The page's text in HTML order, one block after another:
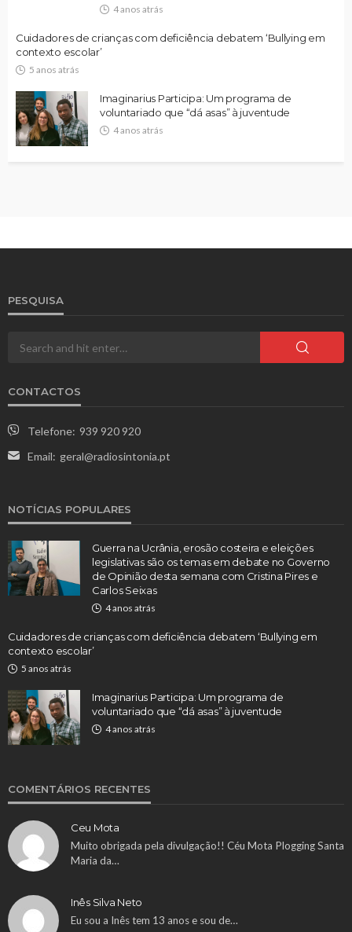
4 anos atrás
Cuidadores de crianças com deficiência debatem ‘Bullying em
contexto escolar’
5 anos atrás
Imaginarius Participa: Um programa de
voluntariado que “dá asas” à juventude
4 anos atrás
PESQUISA
CONTACTOS
Telefone: 939 920 920
Email: geral@radiosintonia.pt
NOTÍCIAS POPULARES
Guerra na Ucrânia, erosão costeira e eleições
legislativas são os temas em debate no Governo
de Opinião desta semana com Cristina Pires e
Carlos Seixas
4 anos atrás
Cuidadores de crianças com deficiência debatem ‘Bullying em
contexto escolar’
5 anos atrás
Imaginarius Participa: Um programa de
voluntariado que “dá asas” à juventude
4 anos atrás
COMENTÁRIOS RECENTES
Ceu Mota
Muito obrigada pela divulgação!! Céu Mota Plogging Santa
Maria da…
Inês Silva Neto
Eu sou a Inês tem 13 anos e sou de…